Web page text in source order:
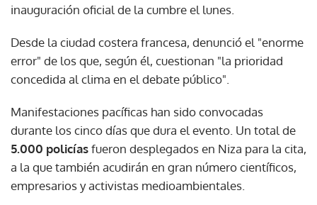
inauguración oficial de la cumbre el lunes.
Desde la ciudad costera francesa, denunció el "enorme
error" de los que, según él, cuestionan "la prioridad
concedida al clima en el debate público".
Manifestaciones pacíficas han sido convocadas
durante los cinco días que dura el evento. Un total de
5.000 policíasfueron desplegados en Niza para la cita,
a la que también acudirán en gran número científicos,
empresarios y activistas medioambientales.